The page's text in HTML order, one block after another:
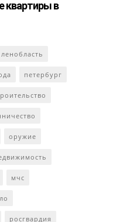
квартиры в
ленобласть
петербург
оружие
мчс
росгвардия